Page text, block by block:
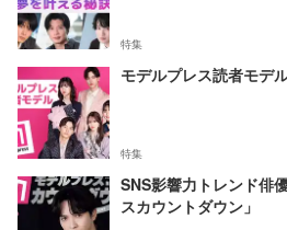
特集
モデルプレス読者モデ
特集
SNS影響力トレンド俳
スカウントダウン」